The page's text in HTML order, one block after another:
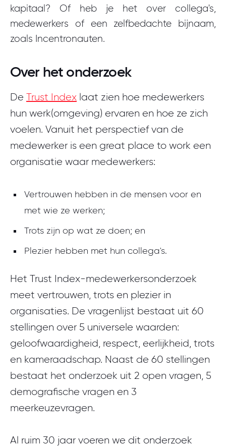
kapitaal? Of heb je het over collega's,
medewerkers of een zelfbedachte bijnaam,
zoals Incentronauten.
Over het onderzoek
De Trust Index laat zien hoe medewerkers
hun werk(omgeving) ervaren en hoe ze zich
voelen. Vanuit het perspectief van de
medewerker is een great place to work een
organisatie waar medewerkers:
Vertrouwen hebben in de mensen voor en
met wie ze werken;
Trots zijn op wat ze doen; en
Plezier hebben met hun collega's.
Het Trust Index-medewerkersonderzoek
meet vertrouwen, trots en plezier in
organisaties. De vragenlijst bestaat uit 60
stellingen over 5 universele waarden:
geloofwaardigheid, respect, eerlijkheid, trots
en kameraadschap. Naast de 60 stellingen
bestaat het onderzoek uit 2 open vragen, 5
demografische vragen en 3
meerkeuzevragen.
Al ruim 30 jaar voeren we dit onderzoek